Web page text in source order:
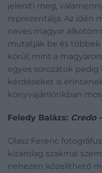
jeleníti meg,
reprezentálja. Az idén
neves magyar
mutatják be és
körül, mint a
egyes sorozatok
kérdéseket is
könyvajánlónkban
Feledy Balázs: Credo
Olasz Ferenc
kizárólag szakmai
nehezen közelíthető